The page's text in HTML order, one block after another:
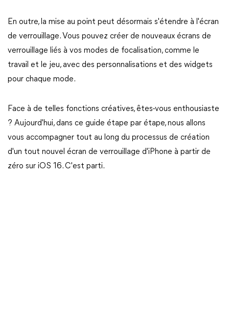
En outre, la mise au point peut désormais s'étendre à l'écran
de verrouillage. Vous pouvez créer de nouveaux écrans de
verrouillage liés à vos modes de focalisation, comme le
travail et le jeu, avec des personnalisations et des widgets
pour chaque mode.
Face à de telles fonctions créatives, êtes-vous enthousiaste
? Aujourd'hui, dans ce guide étape par étape, nous allons
vous accompagner tout au long du processus de création
d'un tout nouvel écran de verrouillage d'iPhone à partir de
zéro sur iOS 16. C'est parti.